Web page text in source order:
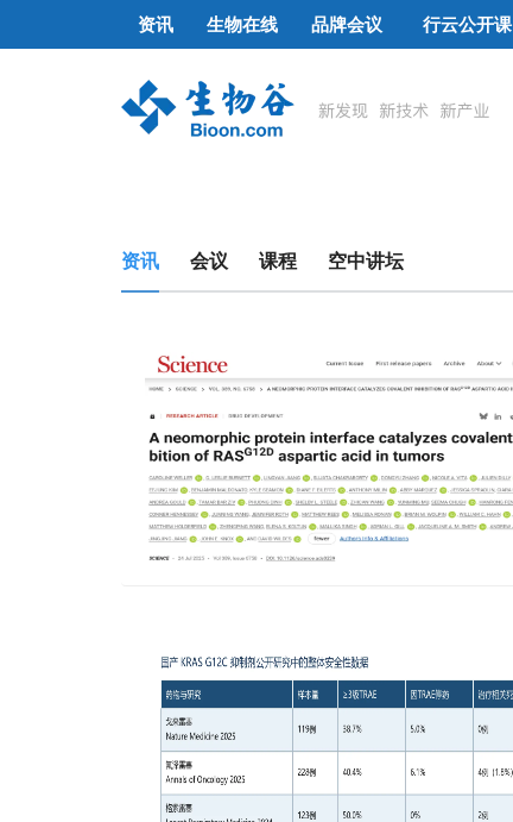
资讯 生物在线 品牌会议 行云公开课
资讯 会议 课程 空中讲坛